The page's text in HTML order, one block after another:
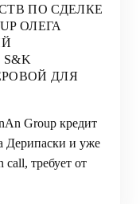
ПО СДЕЛКЕ
ОЛЕГА
ДЛЯ
Group кредит
Дерипаски и уже
требует от